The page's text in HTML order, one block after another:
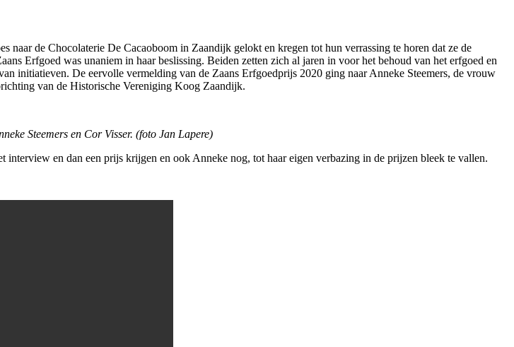
de Chocolaterie De Cacaoboom in Zaandijk gelokt en kregen tot hun verrassing te horen dat ze de
Erfgoed was unaniem in haar beslissing. Beiden zetten zich al jaren in voor het behoud van het erfgoed en
initiatieven. De eervolle vermelding van de Zaans Erfgoedprijs 2020 ging naar Anneke Steemers, de vrouw
van de Historische Vereniging Koog Zaandijk.
Steemers en Cor Visser. (foto Jan Lapere)
en dan een prijs krijgen en ook Anneke nog, tot haar eigen verbazing in de prijzen bleek te vallen.